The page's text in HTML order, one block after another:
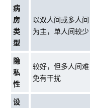
病
房
类
型
以双人间或多人间
为主，单人间较少
隐
私
性
较好，但多人间难
免有干扰
设